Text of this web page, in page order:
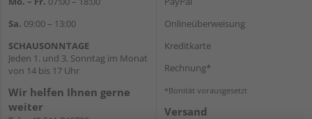
Sa. 09:00 – 13:00
SCHAUSONNTAGE
Jeden 1. und 3. Sonntag im Monat
von 14 bis 17 Uhr
Wir helfen Ihnen gerne
weiter
Onlineüberweisung
Kreditkarte
Rechnung*
*Bonität vorausgesetzt
Versand